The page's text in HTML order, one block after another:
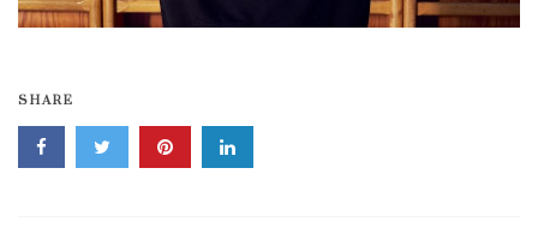
SHARE